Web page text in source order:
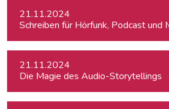
21.11.2024
Schreiben für Hörfunk, Podcast und
21.11.2024
Die Magie des Audio-Storytellings